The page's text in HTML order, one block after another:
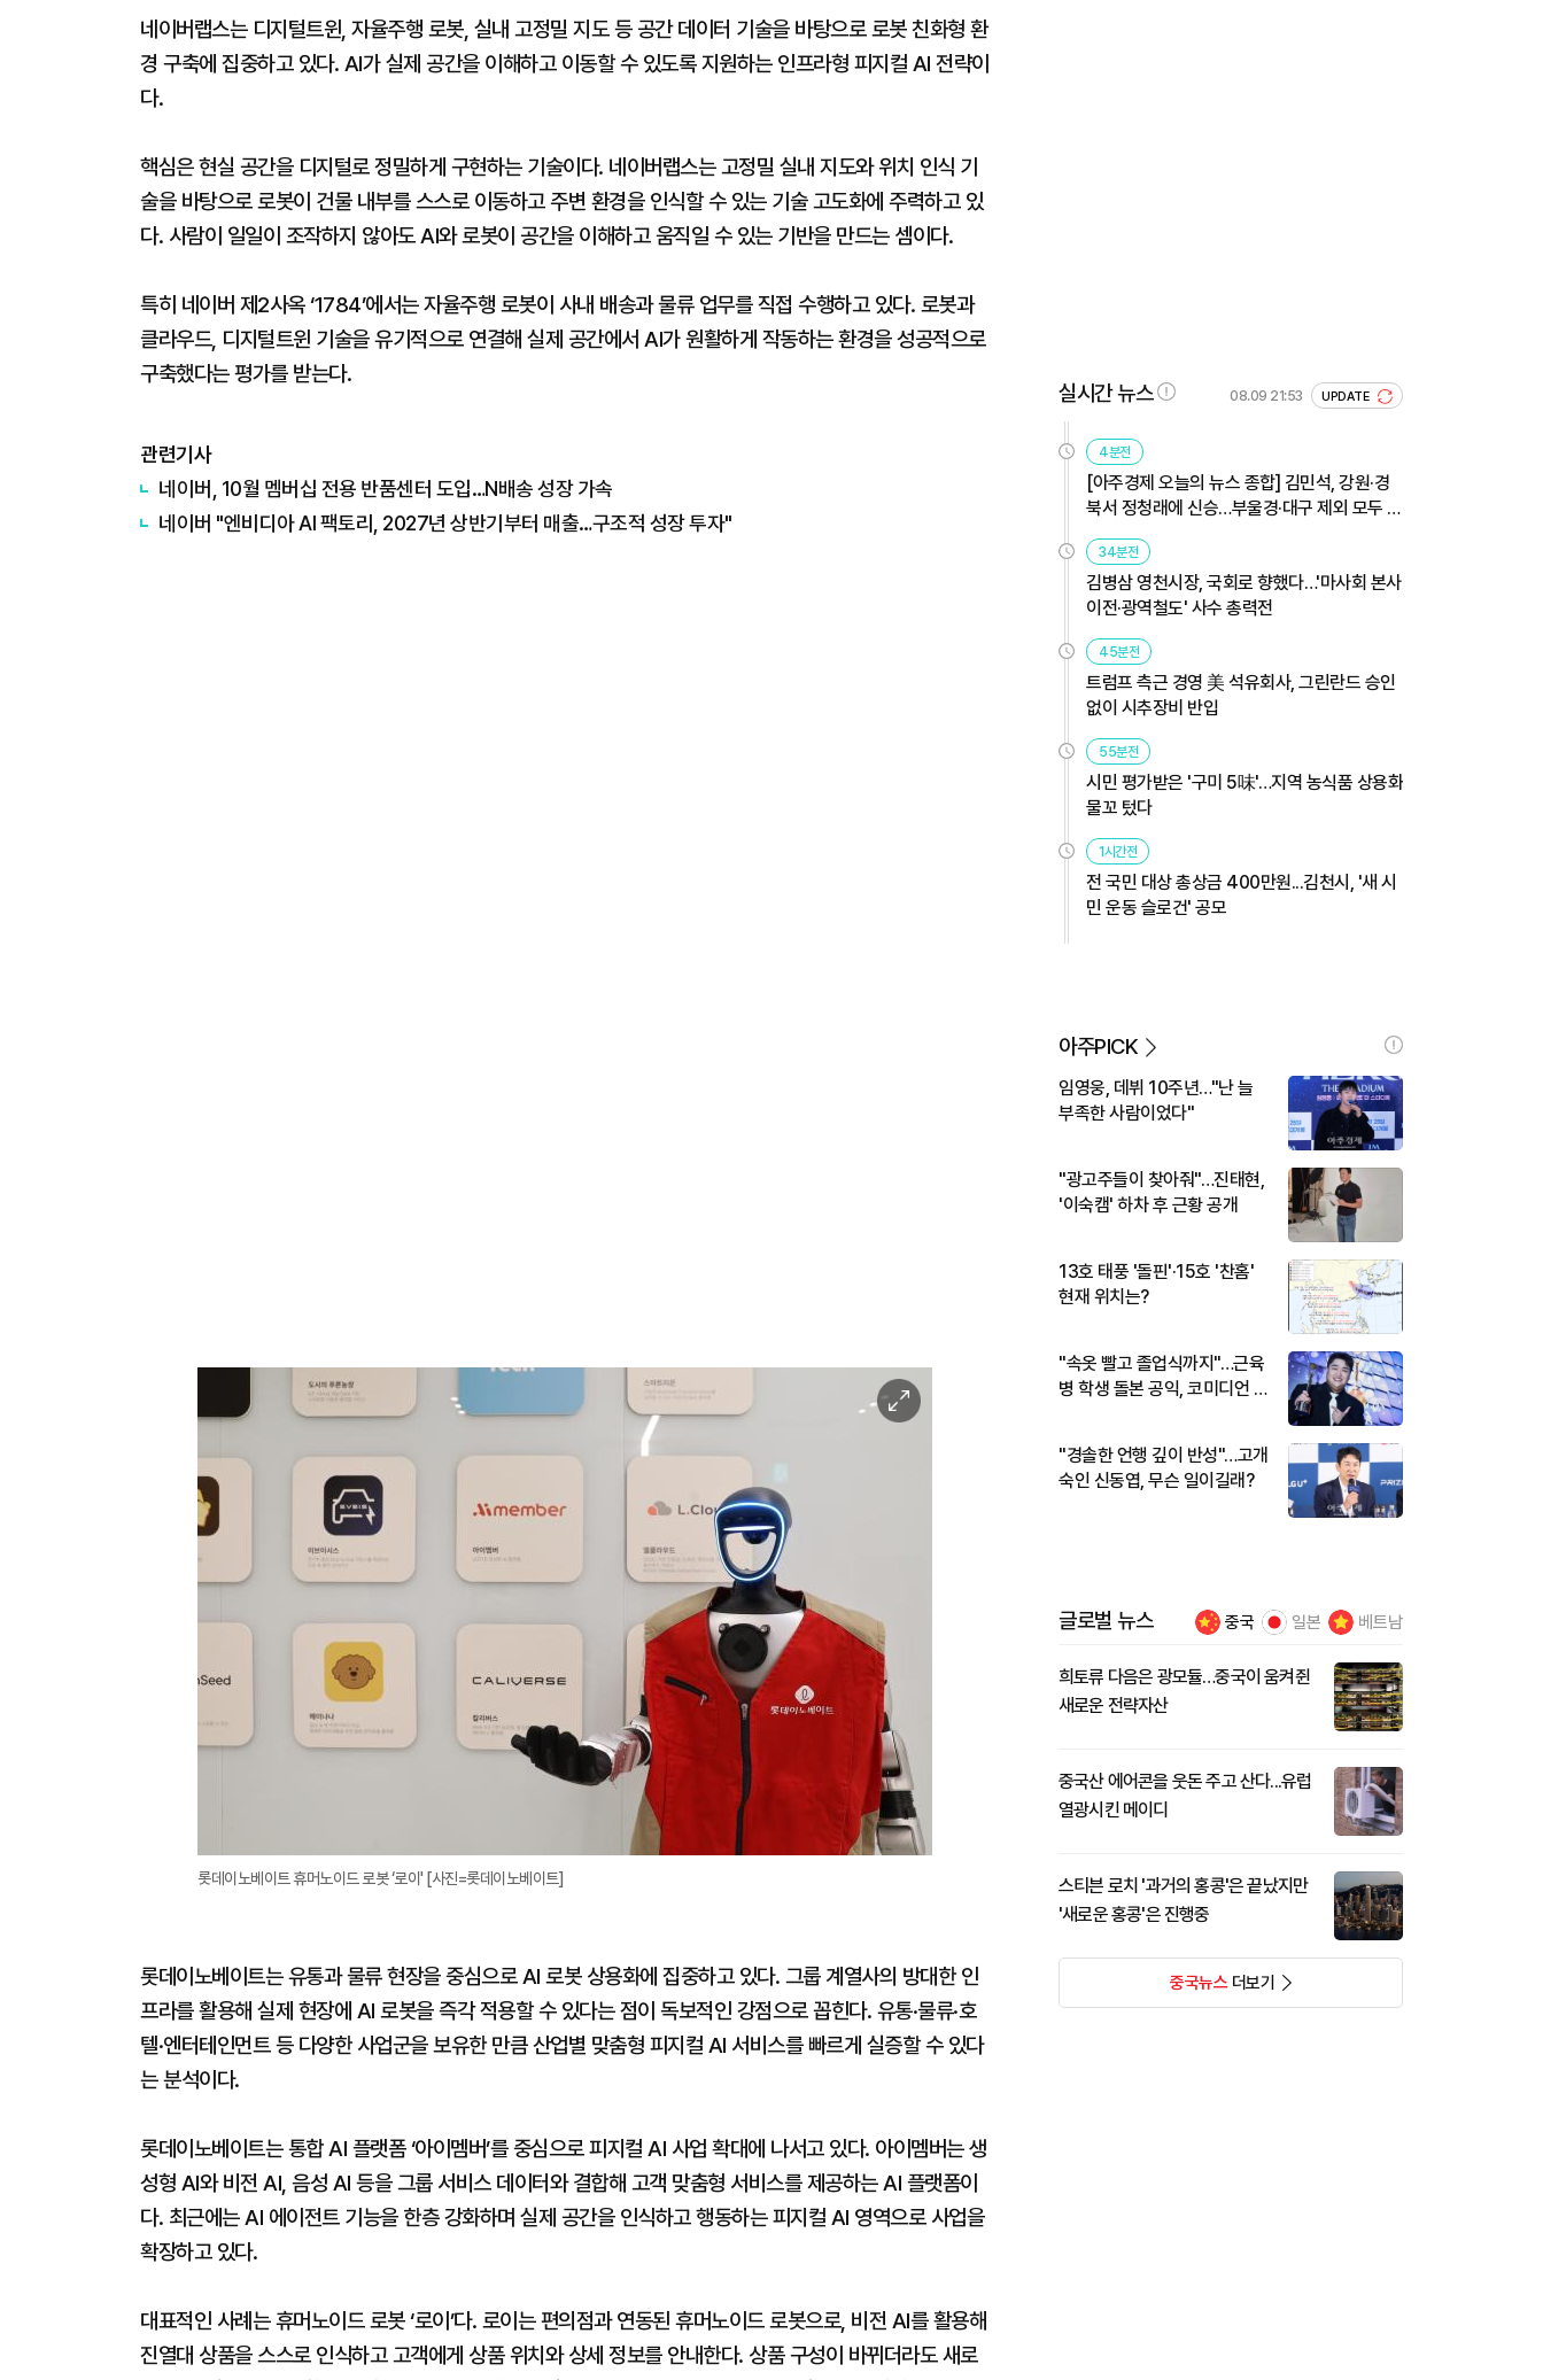
네이버랩스는 디지털트윈, 자율주행 로봇, 실내 고정밀 지도 등 공간 데이터 기술을 바탕으로 로봇 친화형 환
경 구축에 집중하고 있다. AI가 실제 공간을 이해하고 이동할 수 있도록 지원하는 인프라형 피지컬 AI 전략이
다.
핵심은 현실 공간을 디지털로 정밀하게 구현하는 기술이다. 네이버랩스는 고정밀 실내 지도와 위치 인식 기
술을 바탕으로 로봇이 건물 내부를 스스로 이동하고 주변 환경을 인식할 수 있는 기술 고도화에 주력하고 있
다. 사람이 일일이 조작하지 않아도 AI와 로봇이 공간을 이해하고 움직일 수 있는 기반을 만드는 셈이다.
특히 네이버 제2사옥 ‘1784’에서는 자율주행 로봇이 사내 배송과 물류 업무를 직접 수행하고 있다. 로봇과
클라우드, 디지털트윈 기술을 유기적으로 연결해 실제 공간에서 AI가 원활하게 작동하는 환경을 성공적으로
구축했다는 평가를 받는다.
관련기사
네이버, 10월 멤버십 전용 반품센터 도입…N배송 성장 가속
네이버 "엔비디아 AI 팩토리, 2027년 상반기부터 매출…구조적 성장 투자"
이
미
롯데이노베이트 휴머노이드 로봇 ‘로이' [사진=롯데이노베이트]
롯데이노베이트는 유통과 물류 현장을 중심으로 AI 로봇 상용화에 집중하고 있다. 그룹 계열사의 방대한 인
프라를 활용해 실제 현장에 AI 로봇을 즉각 적용할 수 있다는 점이 독보적인 강점으로 꼽힌다. 유통·물류·호
텔·엔터테인먼트 등 다양한 사업군을 보유한 만큼 산업별 맞춤형 피지컬 AI 서비스를 빠르게 실증할 수 있다
는 분석이다.
롯데이노베이트는 통합 AI 플랫폼 ‘아이멤버’를 중심으로 피지컬 AI 사업 확대에 나서고 있다. 아이멤버는 생
성형 AI와 비전 AI, 음성 AI 등을 그룹 서비스 데이터와 결합해 고객 맞춤형 서비스를 제공하는 AI 플랫폼이
다. 최근에는 AI 에이전트 기능을 한층 강화하며 실제 공간을 인식하고 행동하는 피지컬 AI 영역으로 사업을
확장하고 있다.
대표적인 사례는 휴머노이드 로봇 ‘로이’다. 로이는 편의점과 연동된 휴머노이드 로봇으로, 비전 AI를 활용해
진열대 상품을 스스로 인식하고 고객에게 상품 위치와 상세 정보를 안내한다. 상품 구성이 바뀌더라도 새로
실시간 뉴스 08.09 21:53 UPDATE
4분전
[아주경제 오늘의 뉴스 종합] 김민석, 강원·경
북서 정청래에 신승…부울경·대구 제외 모두 웃
었다 外
34분전
김병삼 영천시장, 국회로 향했다…'마사회 본사
이전·광역철도' 사수 총력전
45분전
트럼프 측근 경영 美 석유회사, 그린란드 승인
없이 시추장비 반입
55분전
시민 평가받은 '구미 5味'…지역 농식품 상용화
물꼬 텄다
1시간전
전 국민 대상 총상금 400만원...김천시, '새 시
민 운동 슬로건' 공모
아주PICK
임영웅, 데뷔 10주년…"난 늘
부족한 사람이었다"
"광고주들이 찾아줘"…진태현,
'이숙캠' 하차 후 근황 공개
13호 태풍 '돌핀'·15호 '찬홈'
현재 위치는?
"속옷 빨고 졸업식까지"…근육
병 학생 돌본 공익, 코미디언 김
"경솔한 언행 깊이 반성"…고개
숙인 신동엽, 무슨 일이길래?
글로벌 뉴스 중국 일본 베트남
희토류 다음은 광모듈…중국이 움켜쥔
새로운 전략자산
중국산 에어콘을 웃돈 주고 산다...유럽
열광시킨 메이디
스티븐 로치 '과거의 홍콩'은 끝났지만
'새로운 홍콩'은 진행중
중국뉴스더보기